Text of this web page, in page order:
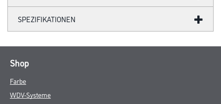
SPEZIFIKATIONEN
Shop
Farbe
WDV-Systeme